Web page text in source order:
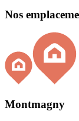
Nos
Montmagny